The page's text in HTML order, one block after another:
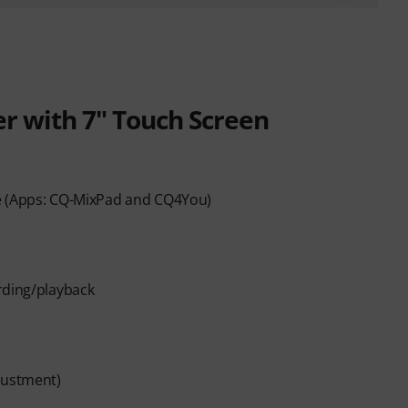
with 7" Touch Screen
CQ-MixPad and CQ4You)
playback